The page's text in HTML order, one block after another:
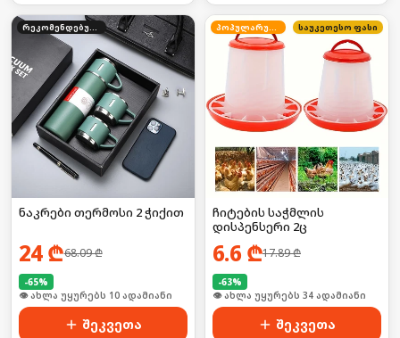
რეკომენდებული
ნაკრები თერმოსი 2 ჭიქით
24₾68.09₾
-65%
🛒 ბოლო 24სთ-ში იყიდა 16-მა
შეკვეთა
პოპულარული საუკეთესო ფასი
ჩიტების საჭმლის
დისპენსერი 2ც
6.6 ₾17.89₾
-63%
🛒 ბოლო 24სთ-ში იყიდა 51-მა
შეკვეთა